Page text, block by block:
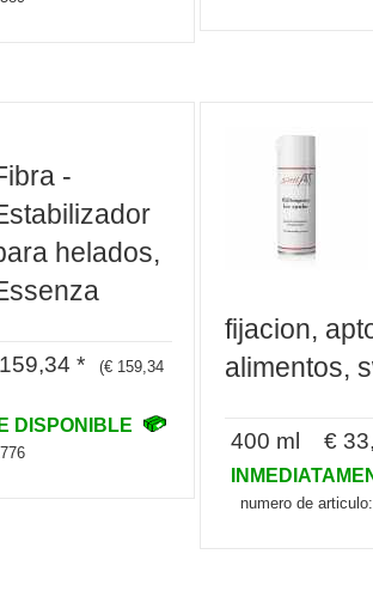
-
helados,
*
(€ 159,34
DISPONIBLE
fijacion,
alimentos,
400 ml €
numero de